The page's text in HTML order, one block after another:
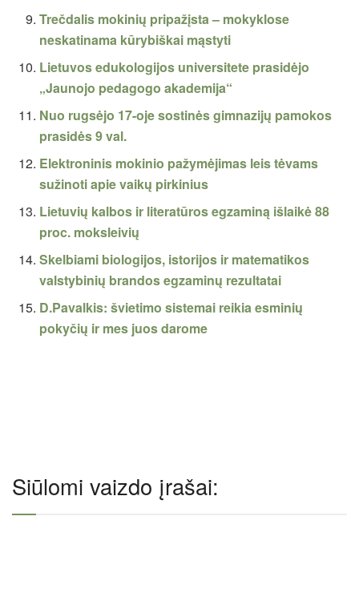
Trečdalis mokinių pripažįsta – mokyklose
neskatinama kūrybiškai mąstyti
Lietuvos edukologijos universitete prasidėjo
„Jaunojo pedagogo akademija“
Nuo rugsėjo 17-oje sostinės gimnazijų pamokos
prasidės 9 val.
Elektroninis mokinio pažymėjimas leis tėvams
sužinoti apie vaikų pirkinius
Lietuvių kalbos ir literatūros egzaminą išlaikė 88
proc. moksleivių
Skelbiami biologijos, istorijos ir matematikos
valstybinių brandos egzaminų rezultatai
D.Pavalkis: švietimo sistemai reikia esminių
pokyčių ir mes juos darome
Siūlomi vaizdo įrašai: